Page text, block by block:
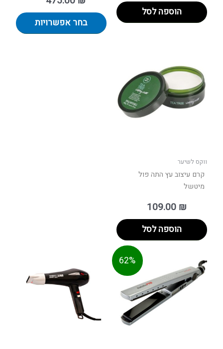
הוספה לסל
בחר אפשרויות
62% המקורי
היה:
הנוכחי
הוא:
ווקס לשיער
קרם עיצוב עץ התה פול
מיטשל
109.00 ₪
הוספה לסל